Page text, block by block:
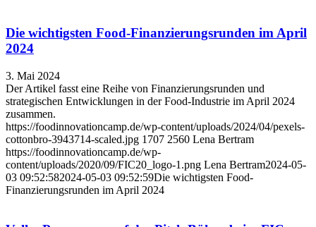
Die wichtigsten Food-Finanzierungsrunden im April
2024
3. Mai 2024
Der Artikel fasst eine Reihe von Finanzierungsrunden und
strategischen Entwicklungen in der Food-Industrie im April 2024
zusammen.
https://foodinnovationcamp.de/wp-content/uploads/2024/04/pexels-
cottonbro-3943714-scaled.jpg 1707 2560 Lena Bertram
https://foodinnovationcamp.de/wp-
content/uploads/2020/09/FIC20_logo-1.png Lena Bertram2024-05-
03 09:52:582024-05-03 09:52:59Die wichtigsten Food-
Finanzierungsrunden im April 2024